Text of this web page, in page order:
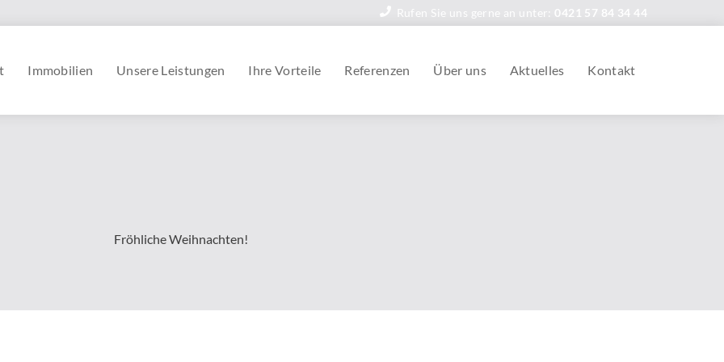
Rufen Sie uns gerne an unter: 0421 57 84 34 44
Immobilien Unsere Leistungen Ihre Vorteile Referenzen Über uns Aktuelles Kontakt
Fröhliche Weihnachten!